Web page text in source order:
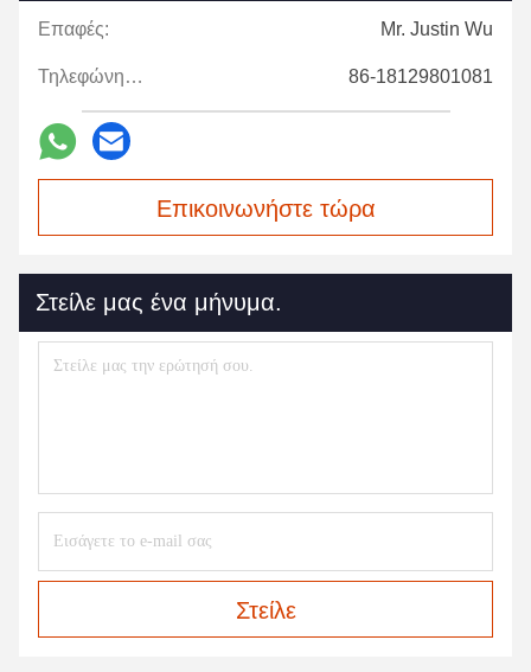
Επαφές: Mr. Justin Wu
Τηλεφώνημα: 86-18129801081
Επικοινωνήστε τώρα
Στείλε μας ένα μήνυμα.
Στείλε